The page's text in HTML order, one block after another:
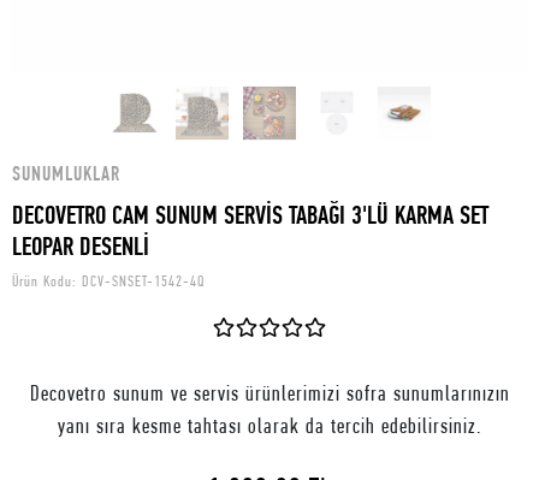
SUNUMLUKLAR
DECOVETRO CAM SUNUM SERVİS TABAĞI 3'LÜ KARMA SET
LEOPAR DESENLİ
Ürün Kodu: DCV-SNSET-1542-4Q
Decovetro sunum ve servis ürünlerimizi sofra sunumlarınızın
yanı sıra kesme tahtası olarak da tercih edebilirsiniz.